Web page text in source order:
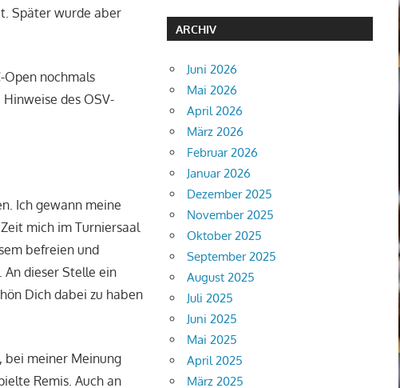
Später wurde aber
Open nochmals
des OSV-
Ich gewann meine
mich im Turniersaal
befreien und
An dieser Stelle ein
Dich dabei zu haben
bei meiner Meinung
Remis. Auch an
ARCHIV
Juni 2026
Mai 2026
April 2026
März 2026
Februar 2026
Januar 2026
Dezember 2025
November 2025
Oktober 2025
September 2025
August 2025
Juli 2025
Juni 2025
Mai 2025
April 2025
März 2025